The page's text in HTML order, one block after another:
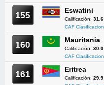
155 Eswatini
Calificación: 31.6
CAF
160 Mauritania
Calificación: 30.0
CAF
161 Eritrea
Calificación: 29.9